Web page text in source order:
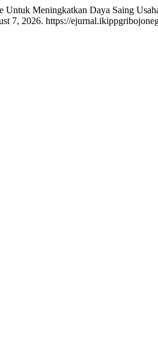
Meningkatkan Daya Saing
7, 2026. https://